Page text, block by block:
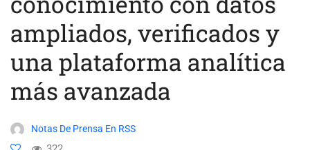
ampliados, verificados y
una plataforma analítica
más avanzada
Notas De Prensa En RSS